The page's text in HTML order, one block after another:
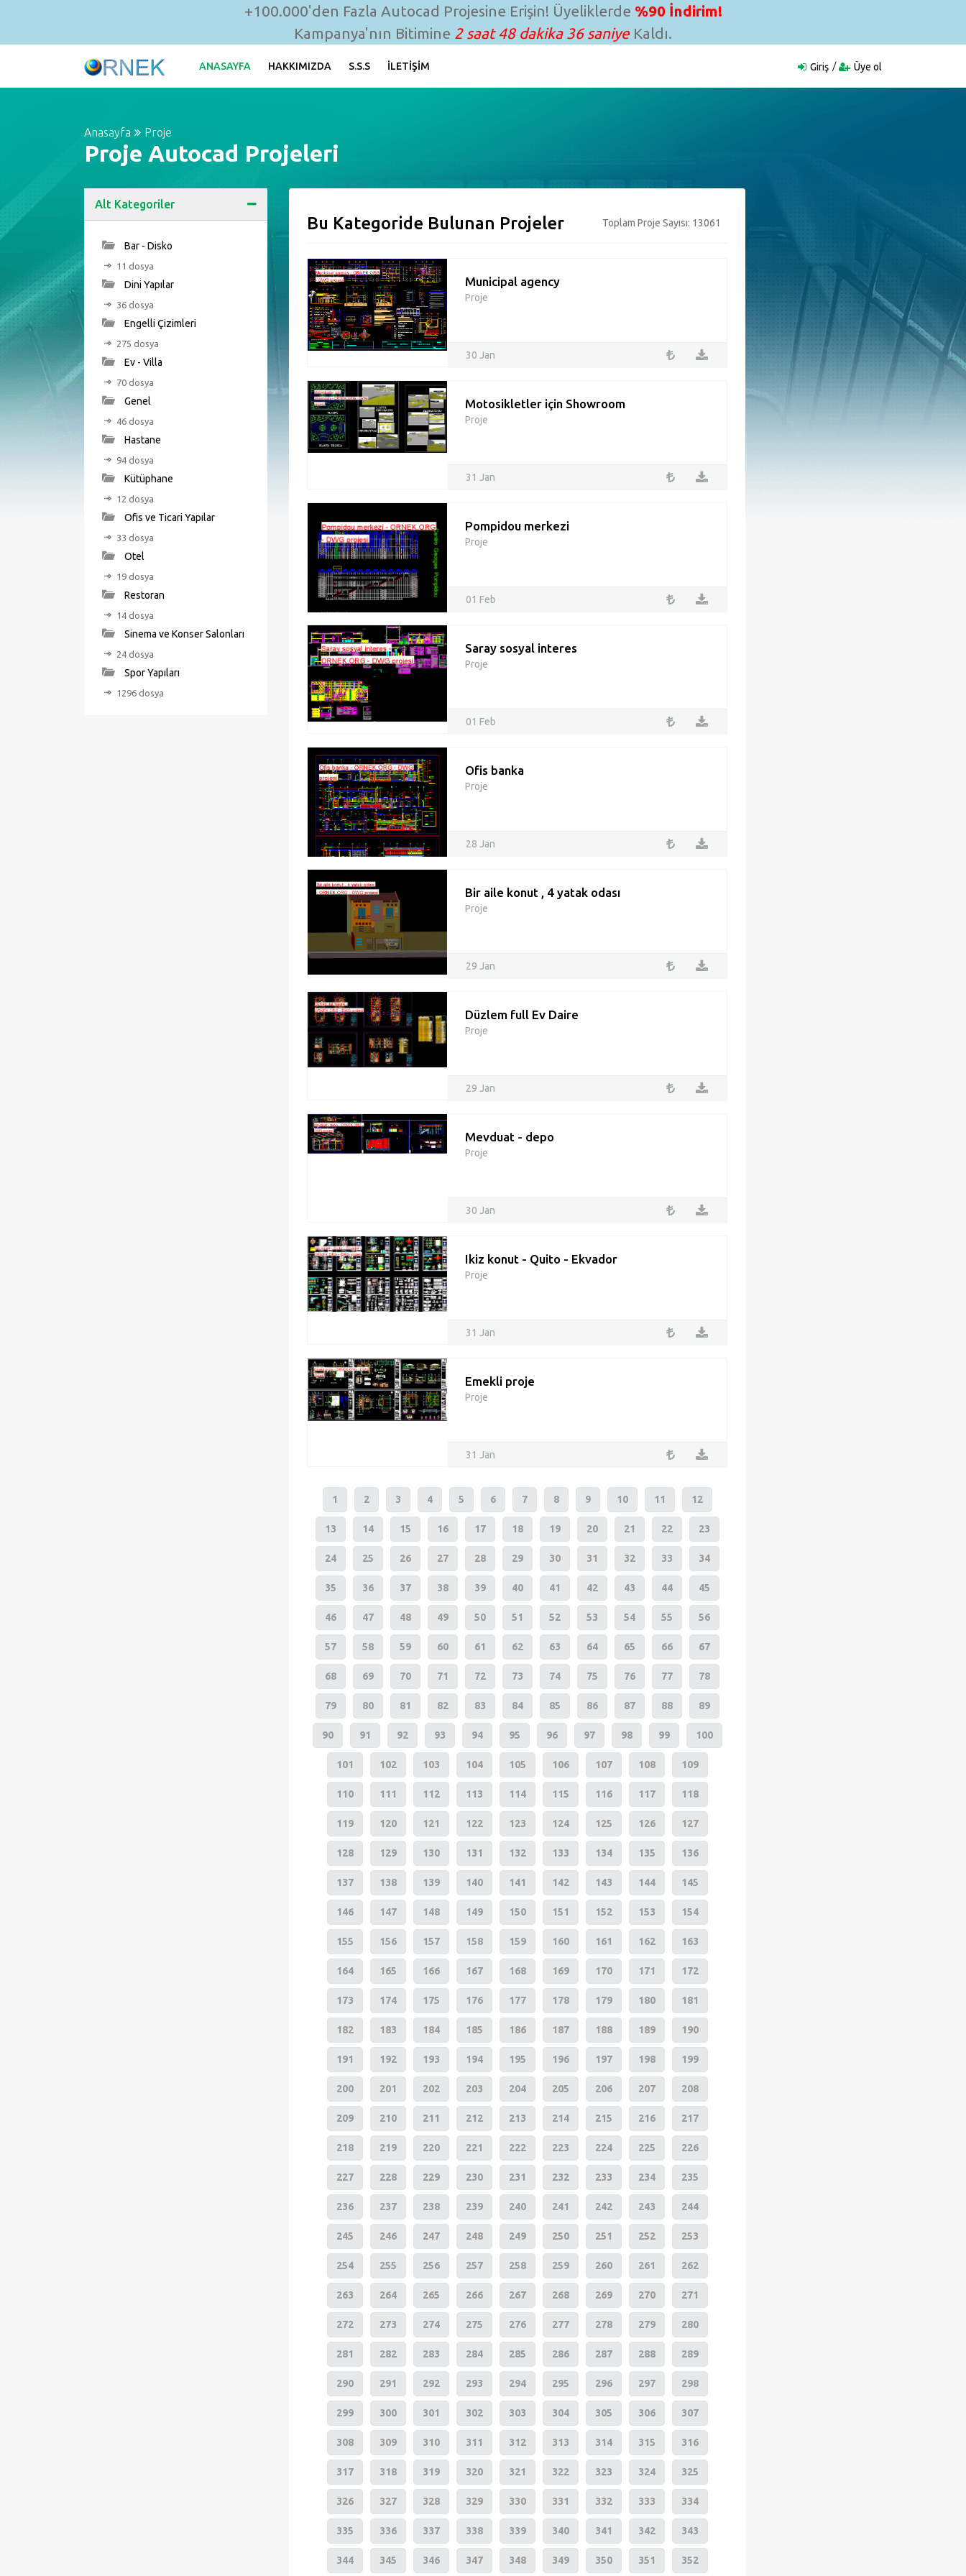
+100.000'den Fazla Autocad Projesine Erişin! Üyeliklerde %90 İndirim!
Kampanya'nın Bitimine 2 saat 48 dakika 35 saniyeKaldı.
ANASAYFA HAKKIMIZDA S.S.S İLETIŞIM Giriş Üye ol
Anasayfa Proje
Proje Autocad Projeleri
Alt Kategoriler
Bar - Disko
11 dosya
Dini Yapılar
36 dosya
Engelli Çizimleri
275 dosya
Ev - Villa
70 dosya
Genel
46 dosya
Hastane
94 dosya
Kütüphane
12 dosya
Ofis ve Ticari Yapılar
33 dosya
Otel
19 dosya
Restoran
14 dosya
Sinema ve Konser Salonları
24 dosya
Spor Yapıları
1296 dosya
Bu Kategoride Bulunan Projeler Toplam Proje Sayısı: 13061
Municipal agency
Proje
30 Jan
Motosikletler için Showroom
Proje
31 Jan
Pompidou merkezi
Proje
01 Feb
Saray sosyal interes
Proje
01 Feb
Ofis banka
Proje
28 Jan
Bir aile konut , 4 yatak odası
Proje
29 Jan
Düzlem full Ev Daire
Proje
29 Jan
Mevduat - depo
Proje
30 Jan
Ikiz konut - Quito - Ekvador
Proje
31 Jan
Emekli proje
Proje
31 Jan
1 2 3 4 5 6 7 8 9 10 11 12
13 14 15 16 17 18 19 20 21 22 23
24 25 26 27 28 29 30 31 32 33 34
35 36 37 38 39 40 41 42 43 44 45
46 47 48 49 50 51 52 53 54 55 56
57 58 59 60 61 62 63 64 65 66 67
68 69 70 71 72 73 74 75 76 77 78
79 80 81 82 83 84 85 86 87 88 89
90 91 92 93 94 95 96 97 98 99 100
101 102 103 104 105 106 107 108 109
110 111 112 113 114 115 116 117 118
119 120 121 122 123 124 125 126 127
128 129 130 131 132 133 134 135 136
137 138 139 140 141 142 143 144 145
146 147 148 149 150 151 152 153 154
155 156 157 158 159 160 161 162 163
164 165 166 167 168 169 170 171 172
173 174 175 176 177 178 179 180 181
182 183 184 185 186 187 188 189 190
191 192 193 194 195 196 197 198 199
200 201 202 203 204 205 206 207 208
209 210 211 212 213 214 215 216 217
218 219 220 221 222 223 224 225 226
227 228 229 230 231 232 233 234 235
236 237 238 239 240 241 242 243 244
245 246 247 248 249 250 251 252 253
254 255 256 257 258 259 260 261 262
263 264 265 266 267 268 269 270 271
272 273 274 275 276 277 278 279 280
281 282 283 284 285 286 287 288 289
290 291 292 293 294 295 296 297 298
299 300 301 302 303 304 305 306 307
308 309 310 311 312 313 314 315 316
317 318 319 320 321 322 323 324 325
326 327 328 329 330 331 332 333 334
335 336 337 338 339 340 341 342 343
344 345 346 347 348 349 350 351 352